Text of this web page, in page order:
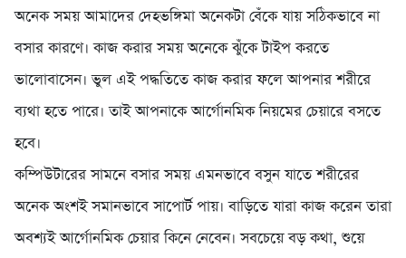
অনেক সময় আমাদের দেহভঙ্গিমা অনেকটা বেঁকে যায় সঠিকভাবে না
বসার কারণে। কাজ করার সময় অনেকে ঝুঁকে টাইপ করতে
ভালোবাসেন। ভুল এই পদ্ধতিতে কাজ করার ফলে আপনার শরীরে
ব্যথা হতে পারে। তাই আপনাকে আর্গোনমিক নিয়মের চেয়ারে বসতে
হবে।
কম্পিউটারের সামনে বসার সময় এমনভাবে বসুন যাতে শরীরের
অনেক অংশই সমানভাবে সাপোর্ট পায়। বাড়িতে যারা কাজ করেন তারা
অবশ্যই আর্গোনমিক চেয়ার কিনে নেবেন। সবচেয়ে বড় কথা, শুয়ে